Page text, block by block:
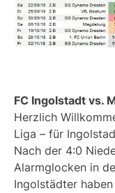
FC Ingolstadt vs.
Herzlich
Liga – für
Nach der 4:0
Alarmglocken in
Ingolstädter